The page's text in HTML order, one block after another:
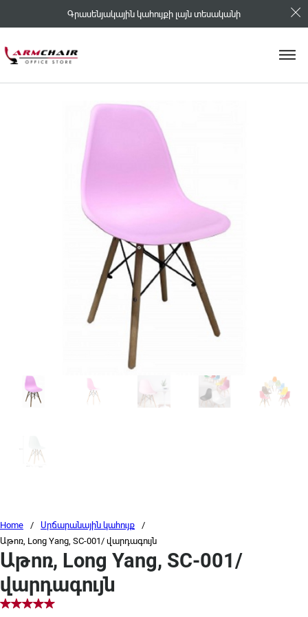
Գրասենյակային կահույքի լայն տեսականի
Home / Սրճարանային կահույք
/
Աթոռ, Long Yang, SC-001/ վարդագույն
Աթոռ, Long Yang, SC-001/
վարդագույն